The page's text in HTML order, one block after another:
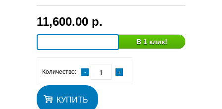
11,600.00 р.
В 1 клик!
Количество:
КУПИТЬ